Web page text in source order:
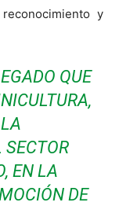
y
QUE
EN LA
DE